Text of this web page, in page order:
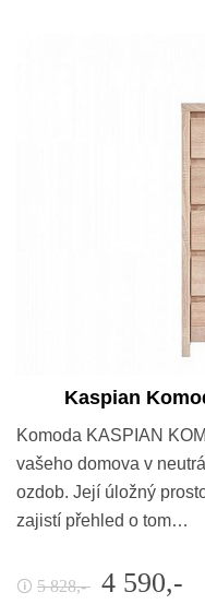
Kaspian
Komoda KASPIAN
vašeho domova v
ozdob. Její úložný
zajistí přehled o tom…
🛈 5 828,- 4 590,-